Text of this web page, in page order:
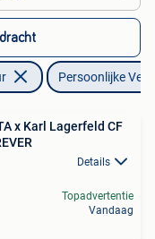
Persoonlijke
x Karl Lagerfeld CF
Details
Topadvertentie
Vandaag